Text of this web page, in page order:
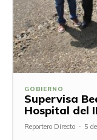
GOBIERNO
Supervisa
Hospital del
Reportero Directo - 5